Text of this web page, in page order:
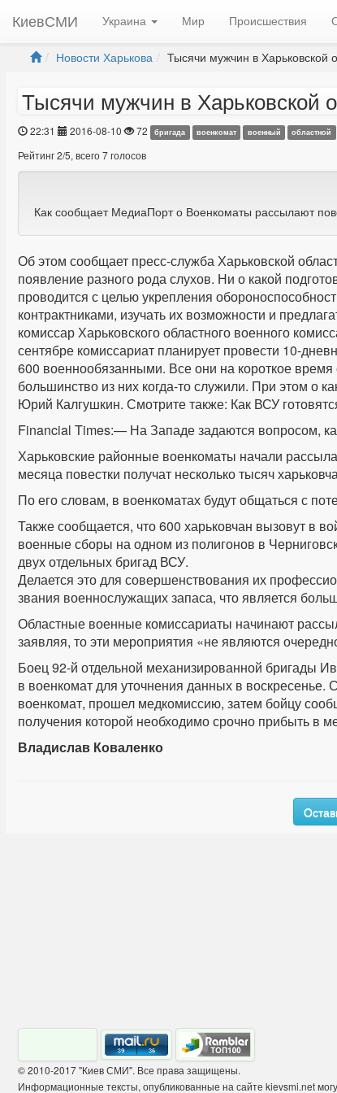
КиевСМИ Украина Мир Происшествия
Новости Харькова Тысячи мужчин в Харьковской
Тысячи мужчин в Харьковской
22:31 2016-08-10 72 бригада военкомат военный областной
Рейтинг2/5, всего7голосов
Как сообщает МедиаПорт о Военкоматы рассылают
Об этом сообщает пресс-служба Харьковской
появление разного рода слухов. Ни о какой
проводится с целью укрепления
контрактниками, изучать их возможности и
комиссар Харьковского областного военного
сентябре комиссариат планирует провести 10-
600 военнообязанными. Все они на короткое
большинство из них когда-то служили. При этом о
Юрий Калгушкин. Смотрите также: Как ВСУ
Financial Times:— На Западе задаются вопросом,
Харьковские районные военкоматы начали
месяца повестки получат несколько тысяч
По его словам, в военкоматах будут общаться с
Также сообщается, что 600 харьковчан вызовут в
военные сборы на одном из полигонов в
двух отдельных бригад ВСУ.
Делается это для совершенствования их
звания военнослужащих запаса, что является
Областные военные комиссариаты начинают
заявляя, то эти мероприятия «не являются
Боец 92-й отдельной механизированной бригады
в военкомат для уточнения данных в
военкомат, прошел медкомиссию, затем бойцу
получения которой необходимо срочно прибыть в
Владислав Коваленко
© 2010-2017 "Киев СМИ". Все права защищены.
Информационные тексты, опубликованные на сайте kievsmi.net